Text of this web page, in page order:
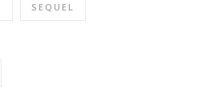
SEQUEL